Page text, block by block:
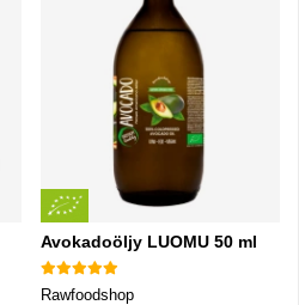
Avokadoöljy LUOMU 50 ml
Rawfoodshop